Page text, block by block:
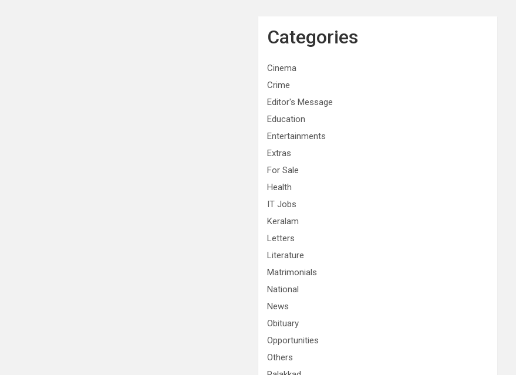
Categories
Cinema
Crime
Editor's Message
Education
Entertainments
Extras
For Sale
Health
IT Jobs
Keralam
Letters
Literature
Matrimonials
National
News
Obituary
Opportunities
Others